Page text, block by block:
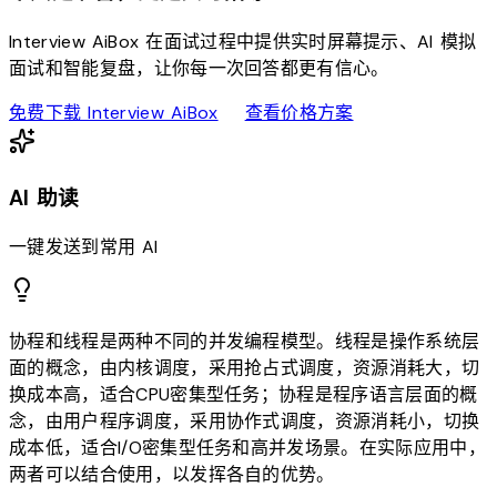
Interview AiBox 在面试过程中提供实时屏幕提示、AI 模拟
面试和智能复盘，让你每一次回答都更有信心。
免费下载 Interview AiBoxdownload查看价格方案sell
AI 助读
一键发送到常用 AI
协程和线程是两种不同的并发编程模型。线程是操作系统层
面的概念，由内核调度，采用抢占式调度，资源消耗大，切
换成本高，适合CPU密集型任务；协程是程序语言层面的概
念，由用户程序调度，采用协作式调度，资源消耗小，切换
成本低，适合I/O密集型任务和高并发场景。在实际应用中，
两者可以结合使用，以发挥各自的优势。